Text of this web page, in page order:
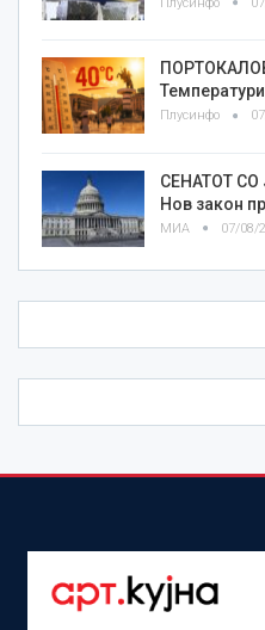
Плусинфо
СЕНАТОТ
Нов закон
МИА 07/08/